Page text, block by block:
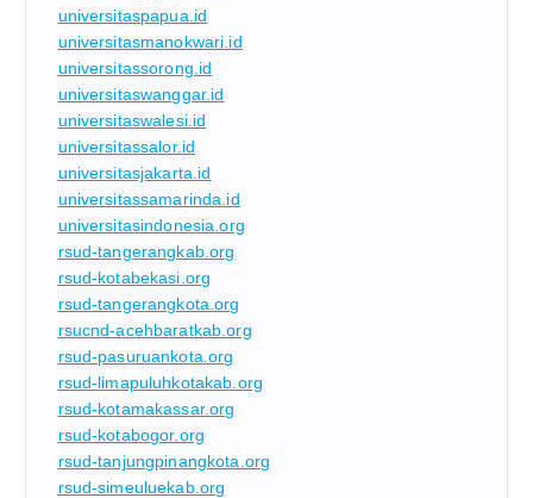
universitaspapua.id
universitasmanokwari.id
universitassorong.id
universitaswanggar.id
universitaswalesi.id
universitassalor.id
universitasjakarta.id
universitassamarinda.id
universitasindonesia.org
rsud-tangerangkab.org
rsud-kotabekasi.org
rsud-tangerangkota.org
rsucnd-acehbaratkab.org
rsud-pasuruankota.org
rsud-limapuluhkotakab.org
rsud-kotamakassar.org
rsud-kotabogor.org
rsud-tanjungpinangkota.org
rsud-simeuluekab.org